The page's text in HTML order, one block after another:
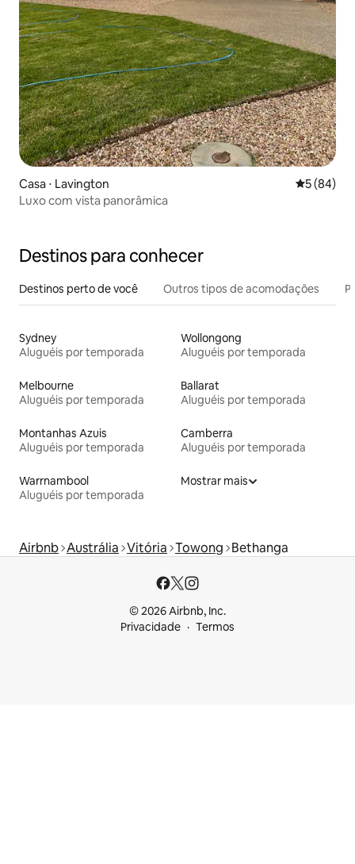
Casa ⋅ Lavington 5 de uma
5 (84)
Luxo com vista panorâmica
Destinos para conhecer
Destinos perto de você Outros tipos de acomodações
Sydney
Aluguéis por temporada
Wollongong
Aluguéis por temporada
Melbourne
Aluguéis por temporada
Ballarat
Aluguéis por temporada
Montanhas Azuis
Aluguéis por temporada
Camberra
Aluguéis por temporada
Warrnambool
Aluguéis por temporada
Mostrar mais
Airbnb Austrália Vitória Towong Bethanga
© 2026 Airbnb, Inc.
Privacidade
Termos